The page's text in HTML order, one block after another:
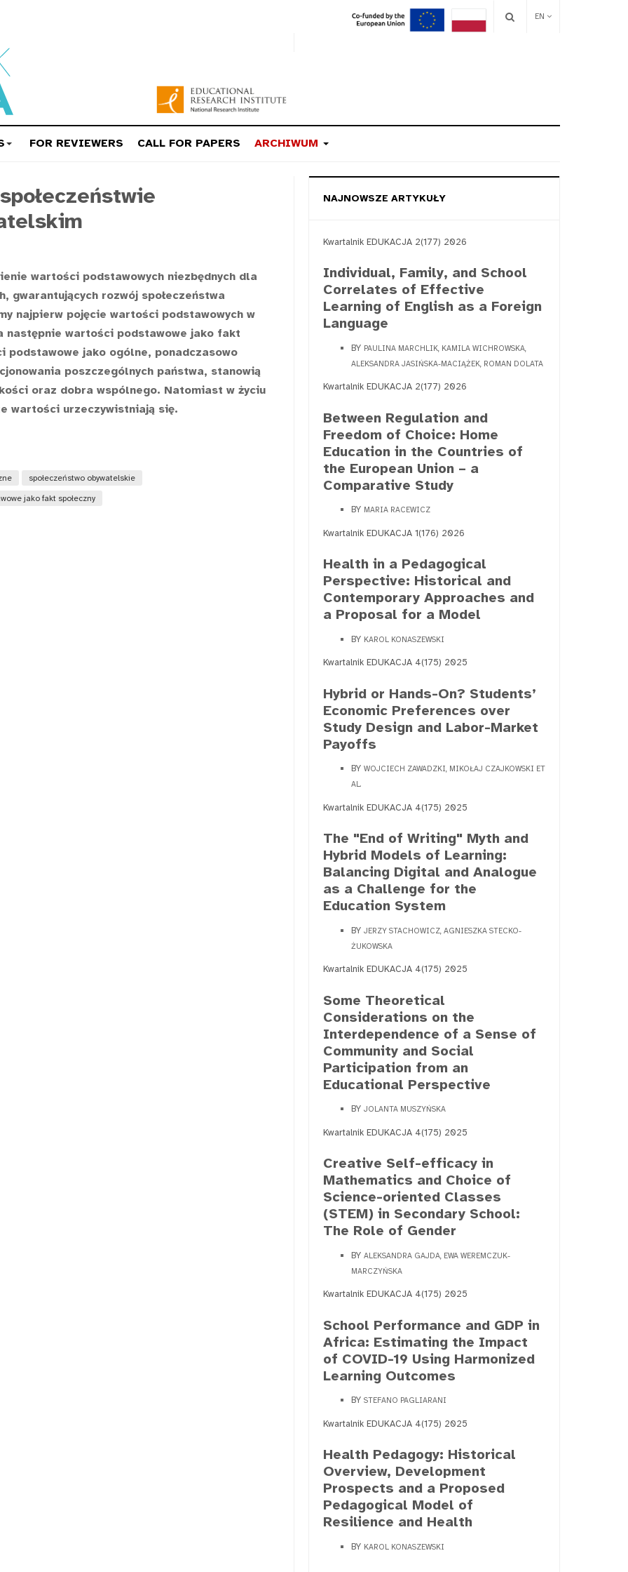
EN
FOR REVIEWERS CALL FOR PAPERS ARCHIWUM
wartości podstawowych niezbędnych dla
gwarantujących rozwój społeczeństwa
najpierw pojęcie wartości podstawowych w
następnie wartości podstawowe jako fakt
podstawowe jako ogólne, ponadczasowo
poszczególnych państwa, stanowią
oraz dobra wspólnego. Natomiast w życiu
wartości urzeczywistniają się.
społeczeństwo obywatelskie
jako fakt społeczny
NAJNOWSZE ARTYKUŁY
Kwartalnik EDUKACJA 2(177) 2026
Individual, Family, and School
Correlates of Effective
Learning of English as a Foreign
Language
BY PAULINA MARCHLIK, KAMILA WICHROWSKA,
ALEKSANDRA JASIŃSKA-MACIĄŻEK, ROMAN DOLATA
Kwartalnik EDUKACJA 2(177) 2026
Between Regulation and
Freedom of Choice: Home
Education in the Countries of
the European Union – a
Comparative Study
BY MARIA RACEWICZ
Kwartalnik EDUKACJA 1(176) 2026
Health in a Pedagogical
Perspective: Historical and
Contemporary Approaches and
a Proposal for a Model
BY KAROL KONASZEWSKI
Kwartalnik EDUKACJA 4(175) 2025
Hybrid or Hands-On? Students’
Economic Preferences over
Study Design and Labor-Market
Payoffs
BY WOJCIECH ZAWADZKI, MIKOŁAJ CZAJKOWSKI ET
AL.
Kwartalnik EDUKACJA 4(175) 2025
The "End of Writing" Myth and
Hybrid Models of Learning:
Balancing Digital and Analogue
as a Challenge for the
Education System
BY JERZY STACHOWICZ, AGNIESZKA STECKO-
ŻUKOWSKA
Kwartalnik EDUKACJA 4(175) 2025
Some Theoretical
Considerations on the
Interdependence of a Sense of
Community and Social
Participation from an
Educational Perspective
BY JOLANTA MUSZYŃSKA
Kwartalnik EDUKACJA 4(175) 2025
Creative Self-efficacy in
Mathematics and Choice of
Science-oriented Classes
(STEM) in Secondary School:
The Role of Gender
BY ALEKSANDRA GAJDA, EWA WEREMCZUK-
MARCZYŃSKA
Kwartalnik EDUKACJA 4(175) 2025
School Performance and GDP in
Africa: Estimating the Impact
of COVID-19 Using Harmonized
Learning Outcomes
BY STEFANO PAGLIARANI
Kwartalnik EDUKACJA 4(175) 2025
Health Pedagogy: Historical
Overview, Development
Prospects and a Proposed
Pedagogical Model of
Resilience and Health
BY KAROL KONASZEWSKI